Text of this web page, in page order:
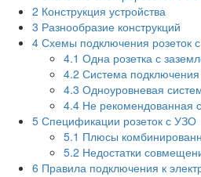
2 Конструкция устройства
3 Разнообразие конструкций
4 Схемы подключения розеток
4.1 Одна розетка с
4.2 Система
4.3 Одноуровневая
4.4 Не рекомендованная
5 Спецификации розеток с УЗО
5.1 Плюсы
5.2 Недостатки
6 Правила подключения к